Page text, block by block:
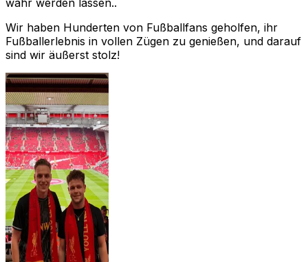
wahr werden lassen..
Wir haben Hunderten von Fußballfans geholfen, ihr
Fußballerlebnis in vollen Zügen zu genießen, und darauf
sind wir äußerst stolz!